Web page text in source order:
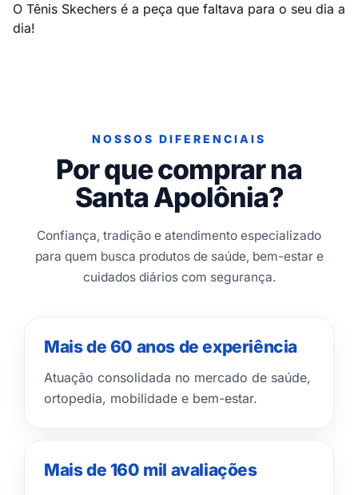
O Tênis Skechers é a peça que faltava para o seu dia a
dia!
NOSSOS DIFERENCIAIS
Por que comprar na
Santa Apolônia?
Confiança, tradição e atendimento especializado
para quem busca produtos de saúde, bem-estar e
cuidados diários com segurança.
Mais de 60 anos de experiência
Atuação consolidada no mercado de saúde,
ortopedia, mobilidade e bem-estar.
Mais de 160 mil avaliações